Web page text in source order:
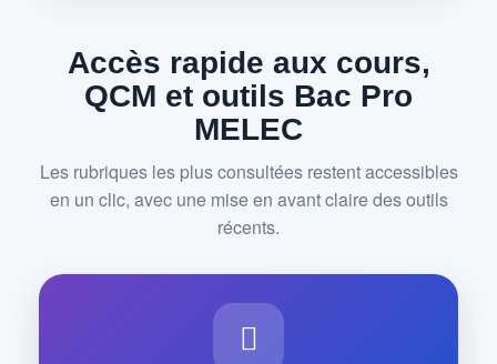
Accès rapide aux cours,
QCM et outils Bac Pro
MELEC
Les rubriques les plus consultées restent accessibles
en un clic, avec une mise en avant claire des outils
récents.